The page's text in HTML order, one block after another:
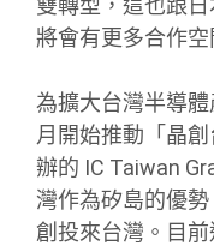
雙轉型，這也跟
將會有更多合作空
為擴大台灣半導
月開始推動「晶
辦的 IC Taiwan
灣作為矽島的優
創投來台灣。目